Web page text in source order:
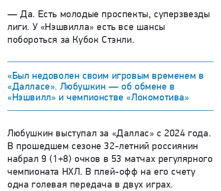
— Да. Есть молодые проспекты, суперзвезды
лиги. У «Нэшвилла» есть все шансы
побороться за Кубок Стэнли.
«Был недоволен своим игровым временем в
«Далласе». Любушкин — об обмене в
«Нэшвилл» и чемпионстве «Локомотива»
Любушкин выступал за «Даллас» с 2024 года.
В прошедшем сезоне 32-летний россиянин
набрал 9 (1+8) очков в 53 матчах регулярного
чемпионата НХЛ. В плей-офф на его счету
одна голевая передача в двух играх.